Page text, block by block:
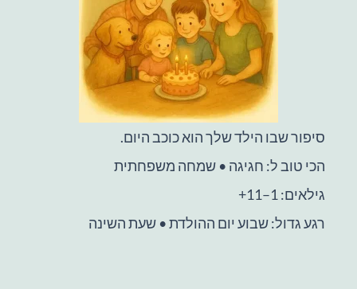
סיפור שבו הילד שלך הוא כוכב היום.
הכי טוב ל: חגיגה • שמחה משפחתית
גילאים: 1–11+
רגע גדול: שבוע יום ההולדת • שעת השינה